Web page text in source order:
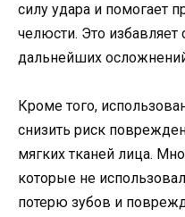
силу удара и помогает
челюсти. Это избавляет
дальнейших
Кроме того,
снизить риск
мягких тканей лица.
которые не
потерю зубов и